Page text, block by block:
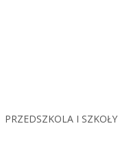
PRZEDSZKOLA I SZKOŁY